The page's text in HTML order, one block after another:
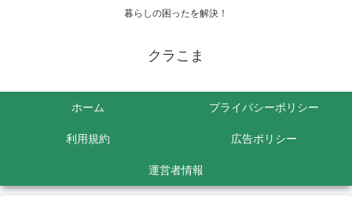
暮らしの困ったを解決！
クラこま
ホーム プライバシーポリシー
利用規約 広告ポリシー
運営者情報